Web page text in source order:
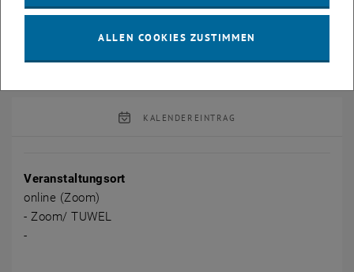
(Rechen-)Übungen eignen (Teaching Support Center)
KALENDEREINTRAG
Veranstaltungsort
online (Zoom)
- Zoom/ TUWEL
-
ALLEN COOKIES ZUSTIMMEN